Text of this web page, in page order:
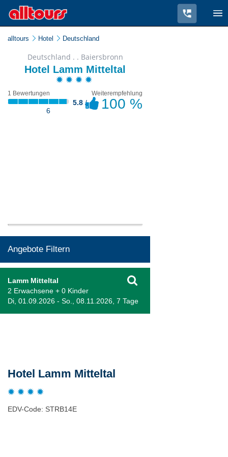
alltours Hotel Deutschland
Deutschland . . Baiersbronn
Hotel Lamm Mitteltal
1 Bewertungen
5.8 /
6
Weiterempfehlung
100 %
Angebote Filtern
Lamm Mitteltal
2 Erwachsene + 0 Kinder
Di, 01.09.2026 - So., 08.11.2026, 7 Tage
Hotel Lamm Mitteltal
EDV-Code: STRB14E